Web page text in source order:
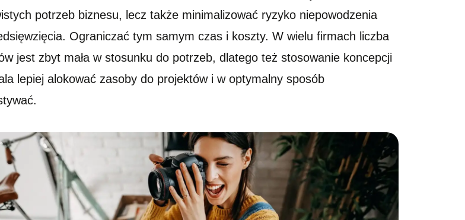
potrzeb biznesu, lecz także minimalizować ryzyko niepowodzenia
Ograniczać tym samym czas i koszty. W wielu firmach liczba
jest zbyt mała w stosunku do potrzeb, dlatego też stosowanie koncepcji
lepiej alokować zasoby do projektów i w optymalny sposób